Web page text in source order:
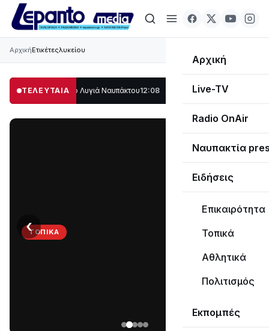
Αρχική
Live-TV
Radio OnAir
Ναυπακτία
Ειδήσεις
Επικαιρότητα
Τοπικά
Αθλητικά
Πολιτισμός
Εκπομπές
ΑρχικήΕτικέτεςλυκείου
ΤΕΛΕΥΤΑΙΑ
μέρος στο Λυγιά Ναυπάκτου12:08 Σε τροχιά υλοποίησης η Παράκαμψη
ΤΟΠΙΚΆ
‹